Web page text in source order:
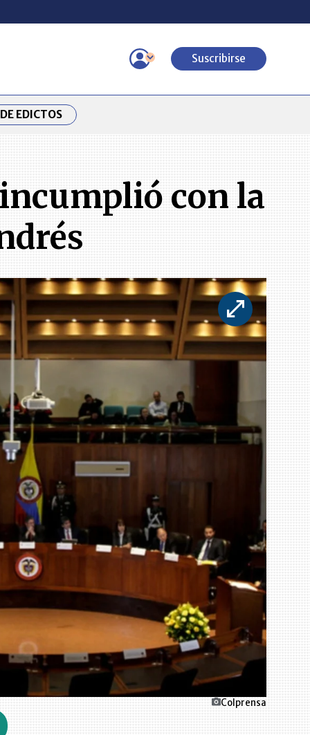
Suscribirse
EDICTOS
con la
Colprensa